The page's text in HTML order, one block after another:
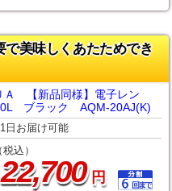
美味しくあたためでき
Ａ 【新品同様】電子レン
ブラック AQM-20AJ(K)
日お届け可能
税込）
22,700円